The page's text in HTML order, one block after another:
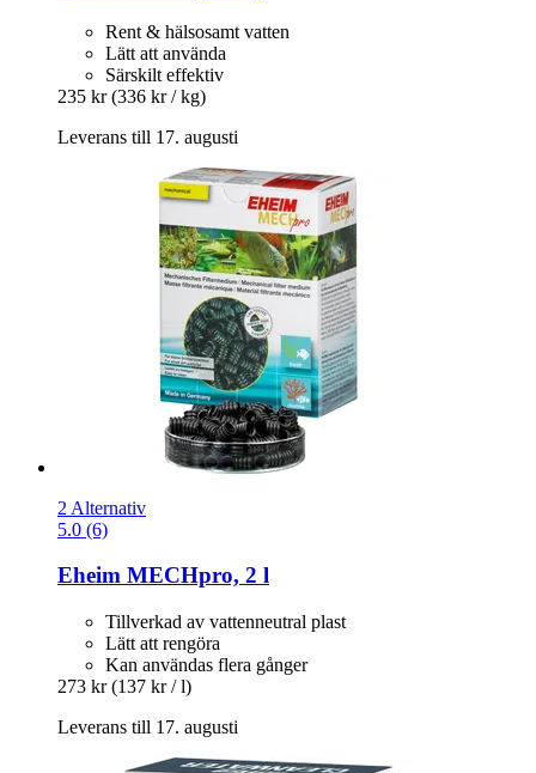
Rent & hälsosamt vatten
Lätt att använda
Särskilt effektiv
235 kr (336 kr / kg)
Leverans till 17. augusti
2 Alternativ
5.0 (6)
Eheim MECHpro, 2 l
Tillverkad av vattenneutral plast
Lätt att rengöra
Kan användas flera gånger
273 kr (137 kr / l)
Leverans till 17. augusti